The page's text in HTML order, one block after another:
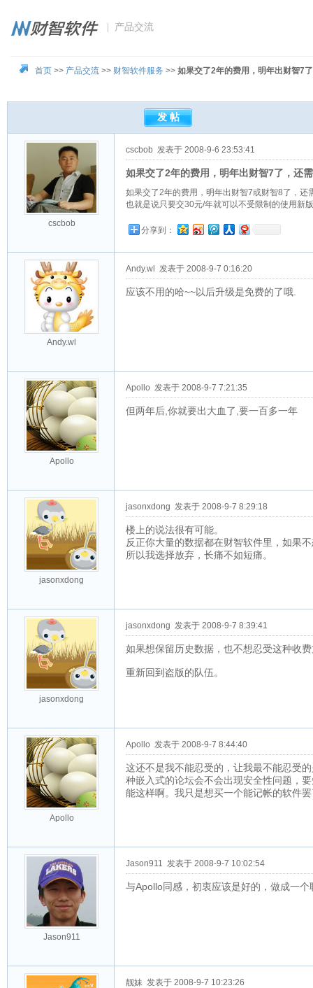
| 产品交流
首页 >> 产品交流 >> 财智软件服务 >> 如果交了2年的费用，明年出财智7
cscbob
cscbob 发表于 2008-9-6 23:53:41
如果交了2年的费用，明年出财智7了，还
如果交了2年的费用，明年出财智7或财智8了，还
也就是说只要交30元/年就可以不受限制的使用新
分享到：
Andy.wl
Andy.wl 发表于 2008-9-7 0:16:20
应该不用的哈~~以后升级是免费的了哦.
Apollo
Apollo 发表于 2008-9-7 7:21:35
但两年后,你就要出大血了,要一百多一年
jasonxdong
jasonxdong 发表于 2008-9-7 8:29:18
楼上的说法很有可能。
反正你大量的数据都在财智软件里，如果
所以我选择放弃，长痛不如短痛。
jasonxdong
jasonxdong 发表于 2008-9-7 8:39:41
如果想保留历史数据，也不想忍受这种收
重新回到盗版的队伍。
Apollo
Apollo 发表于 2008-9-7 8:44:40
这还不是我不能忍受的，让我最不能忍受
种嵌入式的论坛会不会出现安全性问题，
能这样啊。我只是想买一个能记帐的软件
Jason911
Jason911 发表于 2008-9-7 10:02:54
与Apollo同感，初衷应该是好的，做成一
靓妹 发表于 2008-9-7 10:23:26